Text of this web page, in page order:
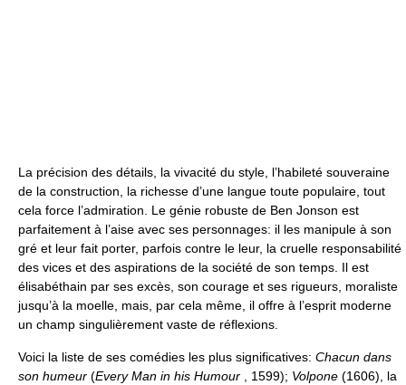
La précision des détails, la vivacité du style, l’habileté souveraine
de la construction, la richesse d’une langue toute populaire, tout
cela force l’admiration. Le génie robuste de Ben Jonson est
parfaitement à l’aise avec ses personnages: il les manipule à son
gré et leur fait porter, parfois contre le leur, la cruelle responsabilité
des vices et des aspirations de la société de son temps. Il est
élisabéthain par ses excès, son courage et ses rigueurs, moraliste
jusqu’à la moelle, mais, par cela même, il offre à l’esprit moderne
un champ singulièrement vaste de réflexions.
Voici la liste de ses comédies les plus significatives: Chacun dans
son humeur (Every Man in his Humour , 1599); Volpone (1606), la